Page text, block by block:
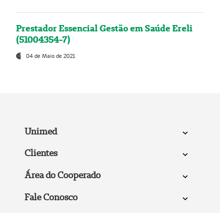
Prestador Essencial Gestão em Saúde Ereli
(51004354-7)
04 de Maio de 2021
Unimed
Clientes
Área do Cooperado
Fale Conosco